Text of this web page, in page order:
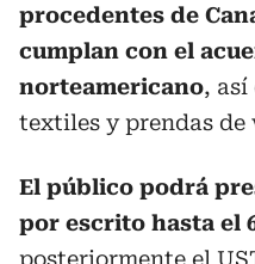
procedentes de
cumplan con el
norteamericano, así
textiles y prendas de
El público podrá
por escrito hasta el
posteriormente el